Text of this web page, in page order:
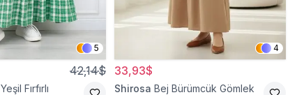
5
42,14$
Yeşil Fırfırlı
4
33,93$
Shirosa Bej Bürümcük Gömlek